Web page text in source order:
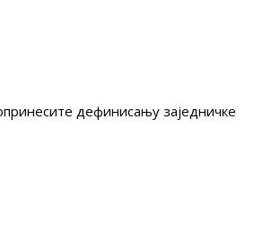
дефинисању заједничке